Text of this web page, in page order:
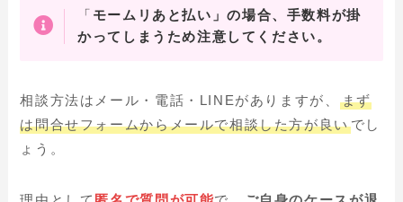
「 モームリあと払い」の場合、手数料が掛
かってしまうため注意してください。
相談方法はメール・電話・LINEがありますが、
まず
は問合せフォームからメールで相談した方が良いでし
ょう。